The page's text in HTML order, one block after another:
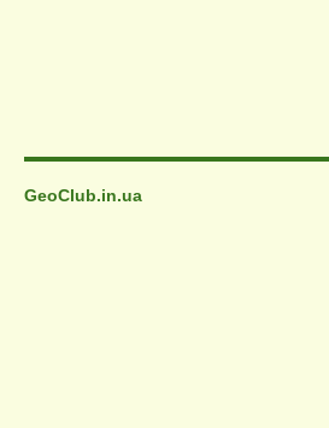
GeoClub.in.ua